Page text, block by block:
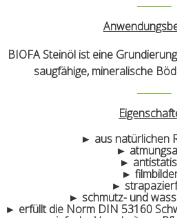
BIOFA Steinöl ist eine
saugfähige, mineralische
► aus natürlichen
►
►
►
►
► schmutz- und
► erfüllt die Norm DIN 53160